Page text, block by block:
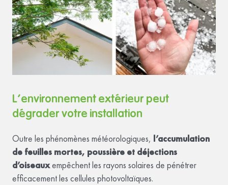
L’environnement extérieur peut
dégrader votre installation
Outre les phénomènes météorologiques, l’accumulation
de feuilles mortes, poussière et déjections
d’oiseauxempêchent les rayons solaires de pénétrer
efficacement les cellules photovoltaïques.